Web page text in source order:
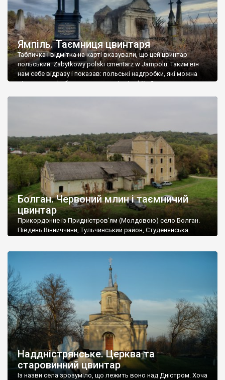
Ямпіль. Таємниця цвинтаря
Табличка і відмітка на карті вказували, що цей цвинтар
польський. Zabytkowy polski cmentarz w Jampolu. Таким він
нам себе відразу і показав: польські надгробки, які можна
віднести до фабричних, польські епітафії… Загалом цвинтар
Болган. Червоний млин і таємничий
цвинтар
Прикордонне із Придністров’ям (Молдовою) село Болган.
Південь Вінниччини, Тульчинський район, Студенянська
старовинний цвинтар із кам’яними хрестами. Всі епітафії, які
збереглися, написані кирилицею, церковнослов’янською
мовою. За всіма традиційними ознаками – цвинтар
український. Хрести датуються 19 століттям. У 1924-1940
роках Болган […]
Наддністрянське. Церква та
старовинний цвинтар
Із назви села зрозуміло, що лежить воно над Дністром. Хоча